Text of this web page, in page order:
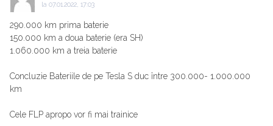
la 07.01.2022, 17:03
290.000 km prima baterie
150.000 km a doua baterie (era SH)
1.060.000 km a treia baterie
Concluzie Bateriile de pe Tesla S duc între 300.000- 1.000.000
km
Cele FLP apropo vor fi mai trainice